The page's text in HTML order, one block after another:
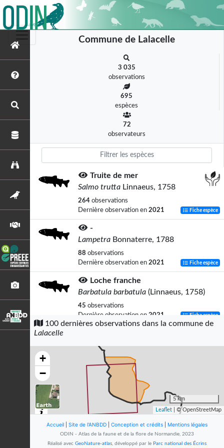
Commune de Lalacelle
3 035
observations
695
espèces
72
observateurs
Truite de mer
Salmo trutta Linnaeus, 1758
264 observations
Dernière observation en 2021 Fiche espèce
-
Lampetra Bonnaterre, 1788
88 observations
Dernière observation en 2021 Fiche espèce
Loche franche
Barbatula barbatula (Linnaeus, 1758)
45 observations
Dernière observation en 2021 Fiche espèce
Lampetra planeri(Bloch, 1784)
observations
Dernière observation en
Rutilus rutilus
(Linnaeus, 1758)
observations
Merle noir
100 dernières observations dans la commune de
Lalacelle
+
−
5 km
Leaflet | © OpenStreetMap
Accueil Site de l'ANBDD Conception et crédits Mentions légales
ODIN - Atlas de la faune et de la flore de Normandie, 2023
Réalisé avec GeoNature-atlas, développé par le Parc national des Écrins